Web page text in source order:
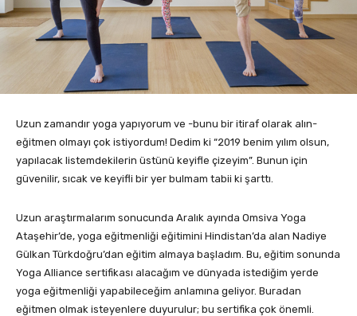
Uzun zamandır yoga yapıyorum ve -bunu bir itiraf olarak alın-
eğitmen olmayı çok istiyordum! Dedim ki “2019 benim yılım olsun,
yapılacak listemdekilerin üstünü keyifle çizeyim”. Bunun için
güvenilir, sıcak ve keyifli bir yer bulmam tabii ki şarttı.
Uzun araştırmalarım sonucunda Aralık ayında Omsiva Yoga
Ataşehir’de, yoga eğitmenliği eğitimini Hindistan’da alan Nadiye
Gülkan Türkdoğru’dan eğitim almaya başladım. Bu, eğitim sonunda
Yoga Alliance sertifikası alacağım ve dünyada istediğim yerde
yoga eğitmenliği yapabileceğim anlamına geliyor. Buradan
eğitmen olmak isteyenlere duyurulur; bu sertifika çok önemli.